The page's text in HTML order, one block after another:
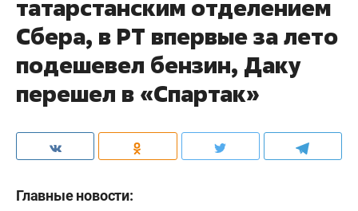
татарстанским отделением
Сбера, в РТ впервые за лето
подешевел бензин, Даку
перешел в «Спартак»
Главные новости: